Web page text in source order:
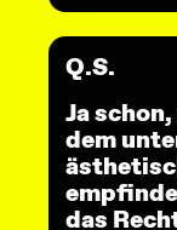
Q.S.
Ja
dem
das